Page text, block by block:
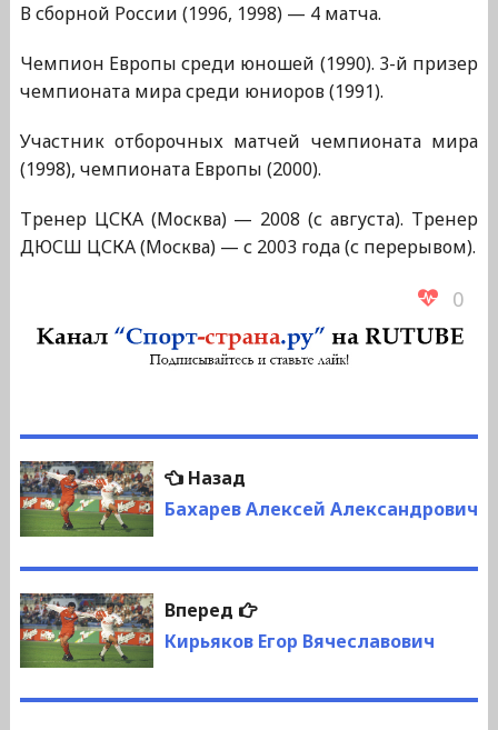
В сборной России (1996, 1998) — 4 матча.
Чемпион Европы среди юношей (1990). 3-й призер
чемпионата мира среди юниоров (1991).
Участник отборочных матчей чемпионата мира
(1998), чемпионата Европы (2000).
Тренер ЦСКА (Москва) — 2008 (с августа). Тренер
ДЮСШ ЦСКА (Москва) — с 2003 года (с перерывом).
0
Навигация
по
записям
НазадПредыдущая
запись:
Бахарев Алексей Александрович
Вперед
Следующая
запись:
Кирьяков Егор Вячеславович